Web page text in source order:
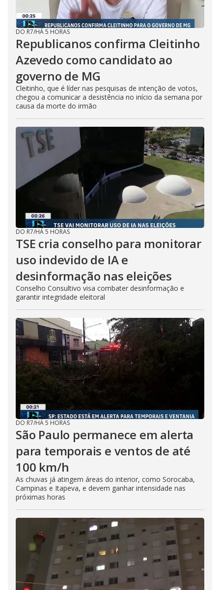
DO R7/HÁ 5 HORAS
Republicanos confirma Cleitinho
Azevedo como candidato ao
governo de MG
Cleitinho, que é líder nas pesquisas de intenção de votos,
chegou a comunicar a desistência no início da semana por
causa da morte do irmão
DO R7/HÁ 5 HORAS
TSE cria conselho para monitorar
uso indevido de IA e
desinformação nas eleições
Conselho Consultivo visa combater desinformação e
garantir integridade eleitoral
DO R7/HÁ 5 HORAS
São Paulo permanece em alerta
para temporais e ventos de até
100 km/h
As chuvas já atingem áreas do interior, como Sorocaba,
Campinas e Itapeva, e devem ganhar intensidade nas
próximas horas